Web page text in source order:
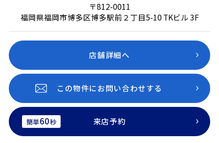
〒812-0011
福岡県福岡市博多区博多駅前２丁目5-10 TKビル 3F
店舗詳細へ
この物件にお問い合わせする
簡単60秒 来店予約